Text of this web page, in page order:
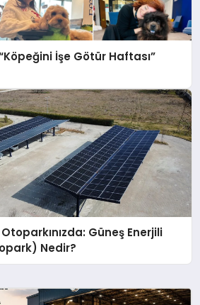
İşe Götür Haftası”
Güneş Enerjili
Nedir?